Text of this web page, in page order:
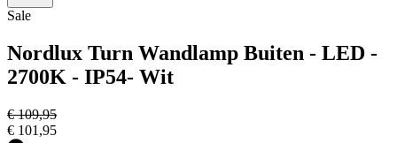
Sale
Nordlux Turn Wandlamp Buiten - LED -
2700K - IP54- Wit
€ 109,95
€ 101,95